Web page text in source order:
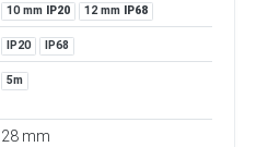
10 mm IP20 12 mm IP68
IP20 IP68
5m
28 mm